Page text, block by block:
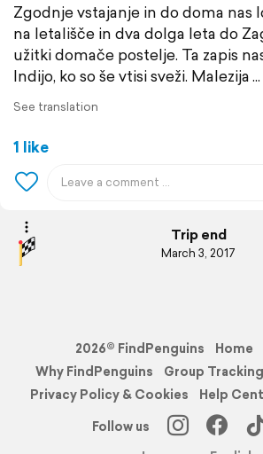
Zgodnje vstajanje in do doma nas
na letališče in dva dolga leta do
užitki domače postelje. Ta zapis
Indijo, ko so še vtisi sveži. Malezija
See translation
1 like
Trip end
March 3, 2017
2026© FindPenguins Home
Why FindPenguins
Group Tracking
Privacy Policy & Cookies
Help
Follow us